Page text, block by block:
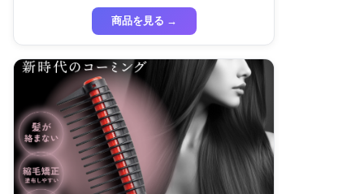
商品を見る →